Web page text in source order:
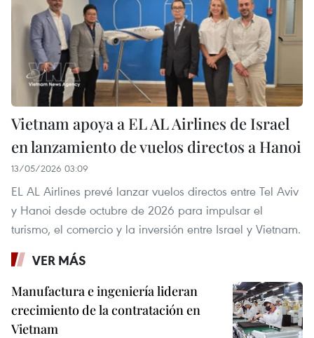
Vietnam apoya a EL AL Airlines de Israel
en lanzamiento de vuelos directos a Hanoi
13/05/2026 03:09
EL AL Airlines prevé lanzar vuelos directos entre Tel Aviv
y Hanoi desde octubre de 2026 para impulsar el
turismo, el comercio y la inversión entre Israel y Vietnam.
VER MÁS
Manufactura e ingeniería lideran
crecimiento de la contratación en
Vietnam